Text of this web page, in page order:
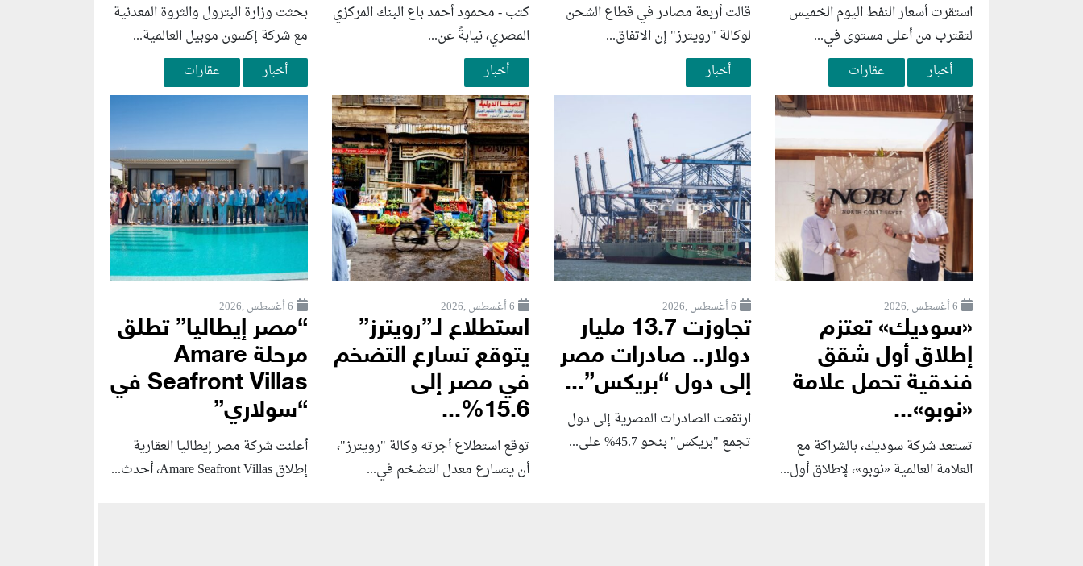
استقرت أسعار النفط اليوم الخميس
لتقترب من أعلى مستوى في...
قالت أربعة مصادر في قطاع الشحن
لوكالة "رويترز" إن الاتفاق...
كتب - محمود أحمد باع البنك المركزي
المصري، نيابةً عن...
بحثت وزارة البترول والثروة المعدنية
مع شركة إكسون موبيل العالمية...
أخبار
عقارات
6 أغسطس ,2026
«سوديك» تعتزم
إطلاق أول شقق
فندقية تحمل علامة
«نوبو»...
تستعد شركة سوديك، بالشراكة مع
العلامة العالمية «نوبو»، لإطلاق أول...
أخبار
6 أغسطس ,2026
تجاوزت 13.7 مليار
دولار.. صادرات مصر
إلى دول “بريكس”...
ارتفعت الصادرات المصرية إلى دول
تجمع "بريكس" بنحو 45.7% على...
أخبار
6 أغسطس ,2026
استطلاع لـ”رويترز”
يتوقع تسارع التضخم
في مصر إلى
15.6%...
توقع استطلاع أجرته وكالة "رويترز"،
أن يتسارع ‌معدل التضخم في...
أخبار عقارات
6 أغسطس ,2026
“مصر إيطاليا” تطلق
مرحلة Amare
Seafront Villas في
“سولاري”
أعلنت شركة مصر إيطاليا العقارية
إطلاق Amare Seafront Villas، أحدث...